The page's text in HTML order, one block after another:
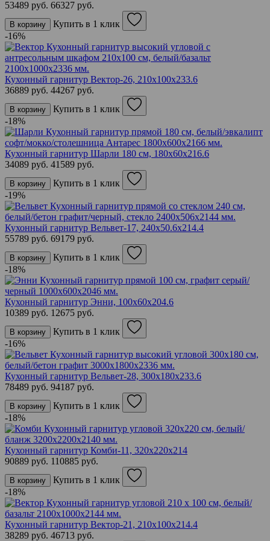
53489 руб. 66327 руб.
В корзину
Купить в 1 клик
-16%
Кухонный гарнитур Вектор-26, 210х100х233.6
36889 руб. 44267 руб.
В корзину
Купить в 1 клик
-18%
Кухонный гарнитур Шарли 180 см, 180х60х216.6
34089 руб. 41589 руб.
В корзину
Купить в 1 клик
-19%
Кухонный гарнитур Вельвет-17, 240х50.6х214.4
55789 руб. 69179 руб.
В корзину
Купить в 1 клик
-18%
Кухонный гарнитур Энни, 100х60х204.6
10389 руб. 12675 руб.
В корзину
Купить в 1 клик
-16%
Кухонный гарнитур Вельвет-28, 300х180х233.6
78489 руб. 94187 руб.
В корзину
Купить в 1 клик
-18%
Кухонный гарнитур Комби-11, 320х220х214
90889 руб. 110885 руб.
В корзину
Купить в 1 клик
-18%
Кухонный гарнитур Вектор-21, 210х100х214.4
38289 руб. 46713 руб.